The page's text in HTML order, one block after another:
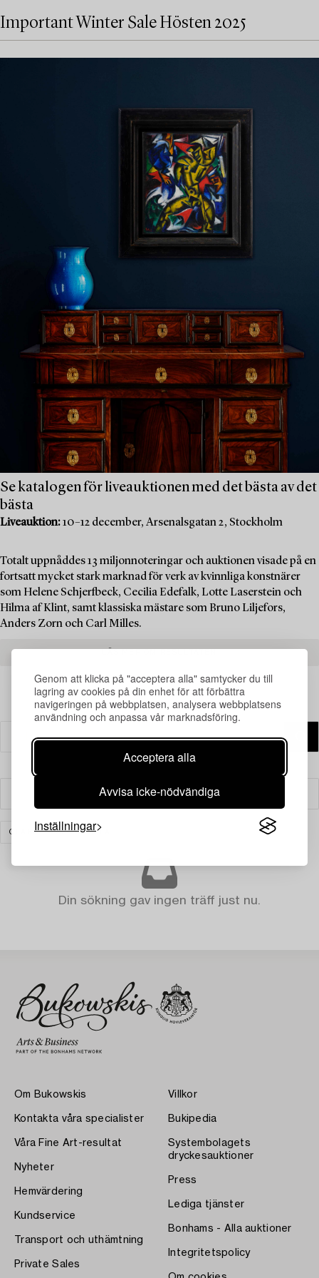
Genom att klicka på "acceptera alla" samtycker du till
lagring av cookies på din enhet för att förbättra
navigeringen på webbplatsen, analysera webbplatsens
användning och anpassa vår marknadsföring.
Acceptera alla
Avvisa icke-nödvändiga
Inställningar
Important Winter Sale Hösten 2025
Se katalogen för liveauktionen med det bästa av det
bästa
Liveauktion:10–12 december, Arsenalsgatan 2, Stockholm
Totalt uppnåddes 13 miljonnoteringar och auktionen visade på en
fortsatt mycket stark marknad för verk av kvinnliga konstnärer
som Helene Schjerfbeck, Cecilia Edefalk, Lotte Laserstein och
Hilma af Klint, samt klassiska mästare som Bruno Liljefors,
Anders Zorn och Carl Milles.
Filter
GLAS RENSA ALLA
Din sökning gav ingen träff just nu.
Om Bukowskis
Kontakta våra specialister
Våra Fine Art-resultat
Nyheter
Hemvärdering
Kundservice
Transport och uthämtning
Private Sales
Villkor
Bukipedia
Systembolagets
dryckesauktioner
Press
Lediga tjänster
Bonhams - Alla auktioner
Integritetspolicy